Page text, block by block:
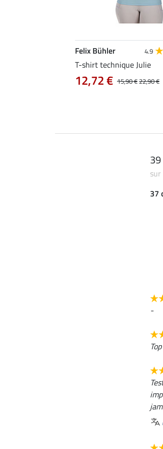
Felix Bühler 4.9
T-shirt technique Julie
15,90 €22,90 €
12,72 €
37
-
Top